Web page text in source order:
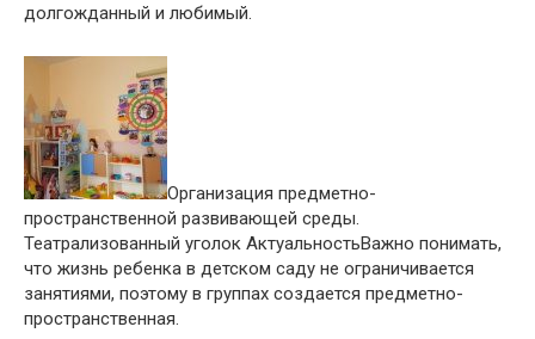
долгожданный и любимый.
Организация предметно-
пространственной развивающей среды.
Театрализованный уголок АктуальностьВажно понимать,
что жизнь ребенка в детском саду не ограничивается
занятиями, поэтому в группах создается предметно-
пространственная.